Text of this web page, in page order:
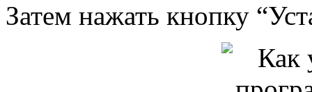
Затем нажать кнопку